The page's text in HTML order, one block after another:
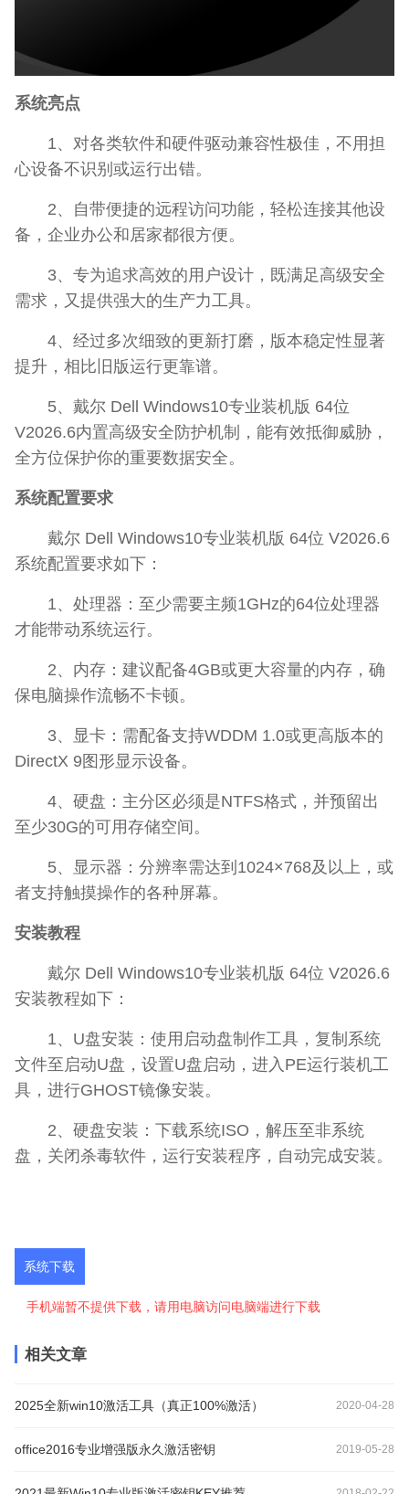
系统亮点
1、对各类软件和硬件驱动兼容性极佳，不用担
心设备不识别或运行出错。
2、自带便捷的远程访问功能，轻松连接其他设
备，企业办公和居家都很方便。
3、专为追求高效的用户设计，既满足高级安全
需求，又提供强大的生产力工具。
4、经过多次细致的更新打磨，版本稳定性显著
提升，相比旧版运行更靠谱。
5、戴尔 Dell Windows10专业装机版 64位
V2026.6内置高级安全防护机制，能有效抵御威胁，
全方位保护你的重要数据安全。
系统配置要求
戴尔 Dell Windows10专业装机版 64位 V2026.6
系统配置要求如下：
1、处理器：至少需要主频1GHz的64位处理器
才能带动系统运行。
2、内存：建议配备4GB或更大容量的内存，确
保电脑操作流畅不卡顿。
3、显卡：需配备支持WDDM 1.0或更高版本的
DirectX 9图形显示设备。
4、硬盘：主分区必须是NTFS格式，并预留出
至少30G的可用存储空间。
5、显示器：分辨率需达到1024×768及以上，或
者支持触摸操作的各种屏幕。
安装教程
戴尔 Dell Windows10专业装机版 64位 V2026.6
安装教程如下：
1、U盘安装：使用启动盘制作工具，复制系统
文件至启动U盘，设置U盘启动，进入PE运行装机工
具，进行GHOST镜像安装。
2、硬盘安装：下载系统ISO，解压至非系统
盘，关闭杀毒软件，运行安装程序，自动完成安装。
系统下载
手机端暂不提供下载，请用电脑访问电脑端进行下载
相关文章
2025全新win10激活工具（真正100%激活） 2020-04-28
office2016专业增强版永久激活密钥 2019-05-28